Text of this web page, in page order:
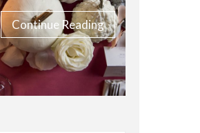
Continue Reading